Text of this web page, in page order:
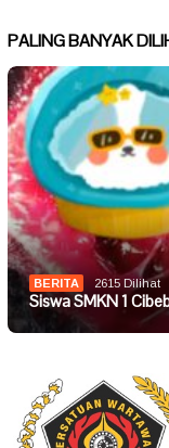
PALING BANYAK
BERITA 2615 Dilihat
Siswa SMKN 1